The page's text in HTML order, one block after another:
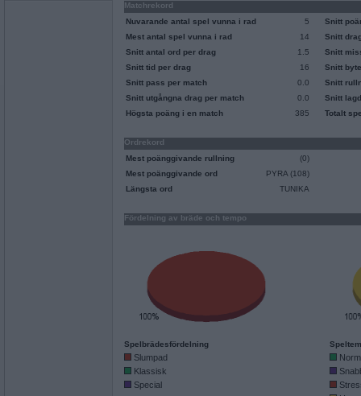
Matchrekord
Nuvarande antal spel vunna i rad
5
Mest antal spel vunna i rad
14
Snitt antal ord per drag
1.5
Snitt tid per drag
16
Snitt pass per match
0.0
Snitt utgångna drag per match
0.0
Högsta poäng i en match
385
Snitt
Snitt
Snitt
Snitt
Snitt
Snitt
Totalt
Ordrekord
Mest poänggivande rullning
(0)
Mest poänggivande ord
PYRA (108)
Längsta ord
TUNIKA
Fördelning av bräde och tempo
Spelbrädesfördelning
Slumpad
Klassisk
Special